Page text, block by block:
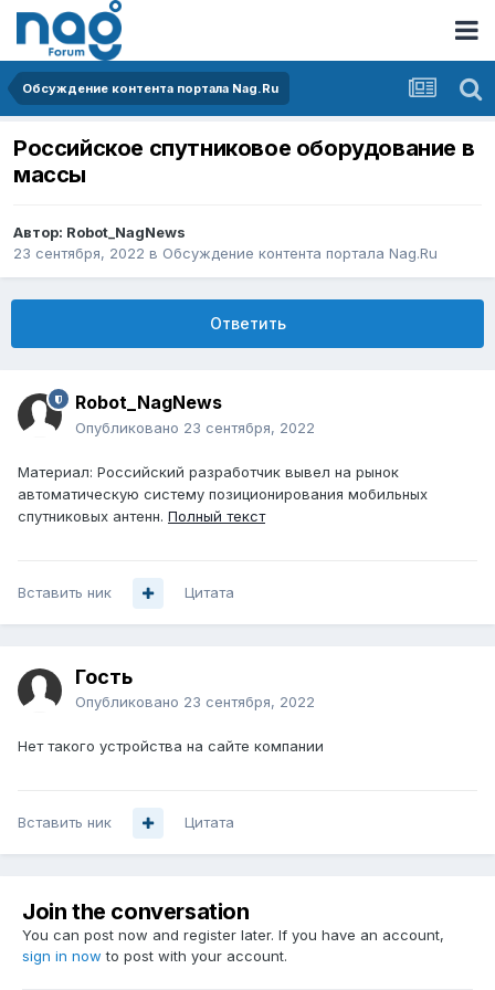
Обсуждение контента портала Nag.Ru
Российское спутниковое оборудование в
массы
Автор: Robot_NagNews
23 сентября, 2022 в Обсуждение контента портала Nag.Ru
Ответить
Robot_NagNews
Опубликовано 23 сентября, 2022
Материал: Российский разработчик вывел на рынок
автоматическую систему позиционирования мобильных
спутниковых антенн. Полный текст
Вставить ник Цитата
Гость
Опубликовано 23 сентября, 2022
Нет такого устройства на сайте компании
Вставить ник Цитата
Join the conversation
You can post now and register later. If you have an account,
sign in now to post with your account.